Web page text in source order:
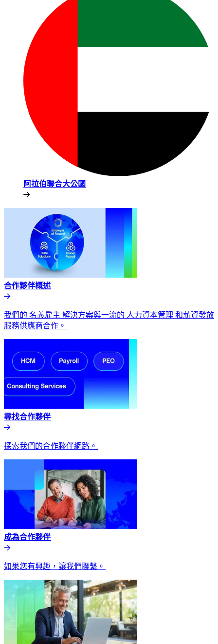
阿拉伯聯合大公國​​
合作夥伴概述​​
我們的 名義雇主 解決方案與一流的 人力資本管理 和薪資發放
服務供應商合作。​​
尋找合作夥伴​​
探索我們的合作夥伴網路。​​
成為合作夥伴​​
如果您有興趣，讓我們聯繫。​​